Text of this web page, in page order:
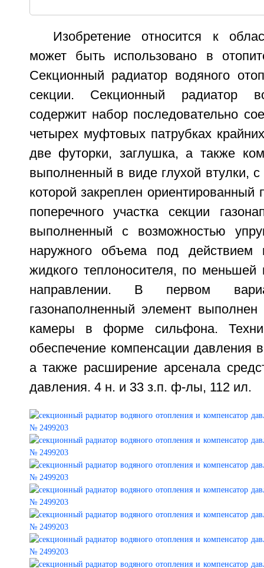
Изобретение относится к
может быть использовано в
Секционный радиатор водяного
секции. Секционный радиатор
содержит набор последовательно
четырех муфтовых патрубках
две футорки, заглушка, а также
выполненный в виде глухой втулки,
которой закреплен ориентированный
поперечного участка секции
выполненный с возможностью
наружного объема под действием
жидкого теплоносителя, по
направлении. В первом
газонаполненный элемент
камеры в форме сильфона.
обеспечение компенсации давления
а также расширение арсенала
давления. 4 н. и 33 з.п. ф-лы, 112 ил.